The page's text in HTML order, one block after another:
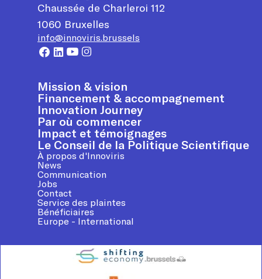
Chaussée de Charleroi 112
1060 Bruxelles
info@innoviris.brussels
Mission & vision
Financement & accompagnement
Innovation Journey
Par où commencer
Impact et témoignages
Le Conseil de la Politique Scientifique
À propos d'Innoviris
News
Communication
Jobs
Contact
Service des plaintes
Bénéficiaires
Europe - International